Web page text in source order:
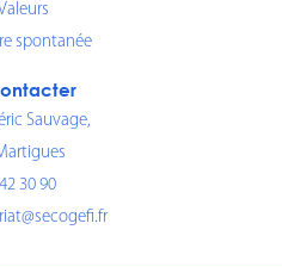
spontanée
Sauvage,
30 90